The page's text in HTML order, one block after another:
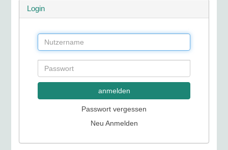
Login
anmelden
Passwort vergessen
Neu Anmelden